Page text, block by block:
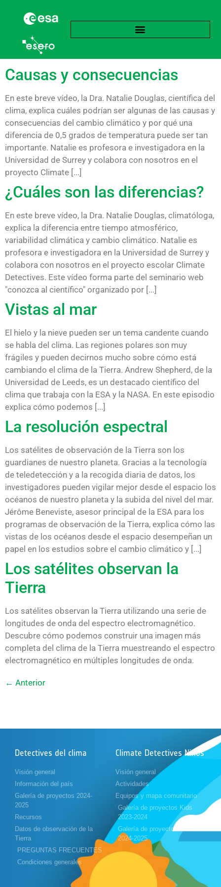
Categoría:Multimedia
Causas y consecuencias
En este breve vídeo, la Dra. Natalie Douglas, científica del
clima, explica cuáles podrían ser algunas de las causas y
consecuencias del cambio climático y por qué una
diferencia de 0,5 grados de temperatura puede ser tan
importante. Natalie es profesora e investigadora en la
Universidad de Surrey y colabora con nosotros en el
proyecto Climate [...]
¿Cuáles son las diferencias?
En este breve vídeo, la Dra. Natalie Douglas, climatóloga,
explica la diferencia entre tiempo atmosférico,
variabilidad climática y cambio climático. Natalie es
profesora e investigadora en la Universidad de Surrey y
colabora con nosotros en el proyecto escolar Climate
Detectives. Este vídeo forma parte del seminario web
"conozca al científico" organizado por [...]
Vistas al mar
El hielo y la nieve pueden ser un tema candente cuando
se habla del clima. Las regiones polares son muy
frágiles y pueden decirnos mucho sobre cómo está
cambiando el clima de la Tierra. Andrew Shepherd, de la
Universidad de Leeds, es un destacado científico del
clima que trabaja con la ESA y la NASA. En este episodio
explica cómo podemos [...]
La resolución espectral
Los satélites de observación de la Tierra son los
guardianes de nuestro planeta. Gracias a la tecnología
de teledetección y a la recogida diaria de datos, los
investigadores pueden vigilar mejor desde el espacio los
océanos de nuestro planeta y la subida del nivel del mar.
Jérôme Beneviste, asesor principal de la ESA para los
programas de observación de la Tierra, explica cómo las
vistas de los océanos desde el espacio desempeñan un
papel en los estudios sobre el cambio climático y [...]
Los satélites observan la
Tierra
Los satélites observan la Tierra utilizando una serie de
longitudes de onda del espectro electromagnético.
Descubre cómo podemos construir una imagen más
completa del clima de la Tierra muestreando el espectro
electromagnético en múltiples longitudes de onda.
← Anterior
Detectives del clima
Visión general
Información del país
Galería de proyectos 2024-
2025
Recursos
Datos de observación de la
Tierra
PREGUNTAS FRECUENTES
Condiciones generales
Climate Detectives Niños
Visión general
Actividades
Equipos y mapa comunitario
Galería de proyectos Kids
2023-2024
Galería de proyectos Kids
2024-2025